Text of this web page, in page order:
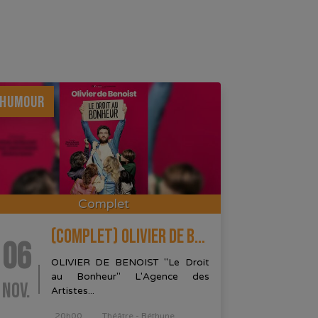
Complet
06
NOV.
(COMPLET) OLIVIER DE BENOIST
OLIVIER DE BENOIST "Le Droit
au Bonheur" L'Agence des
Artistes...
20h00 Théâtre - Béthune
HUMOUR